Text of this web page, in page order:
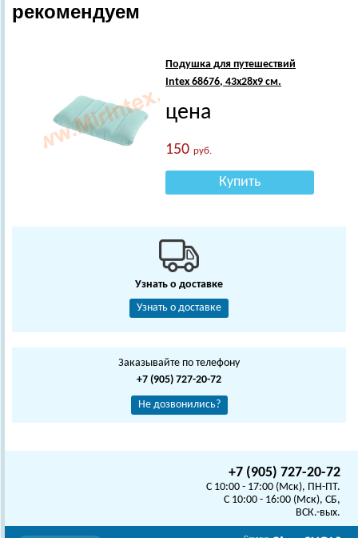
рекомендуем
Подушка для путешествий
Intex 68676, 43х28х9 см.
цена
150руб.
Купить
Узнать о доставке
Узнать о доставке
Заказывайте по телефону
+7 (905) 727-20-72
Не дозвонились?
+7 (905) 727-20-72
C 10:00 - 17:00 (Мск), ПН-ПТ.
C 10:00 - 16:00 (Мск), СБ,
ВСК.-вых.